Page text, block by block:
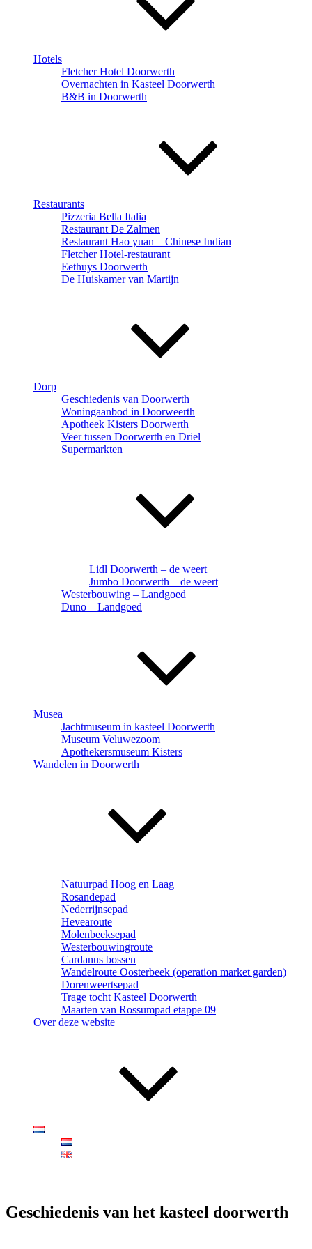
Hotels
Fletcher Hotel Doorwerth
Overnachten in Kasteel Doorwerth
B&B in Doorwerth
Restaurants
Pizzeria Bella Italia
Restaurant De Zalmen
Restaurant Hao yuan – Chinese Indian
Fletcher Hotel-restaurant
Eethuys Doorwerth
De Huiskamer van Martijn
Dorp
Geschiedenis van Doorwerth
Woningaanbod in Doorweerth
Apotheek Kisters Doorwerth
Veer tussen Doorwerth en Driel
Supermarkten
Lidl Doorwerth – de weert
Jumbo Doorwerth – de weert
Westerbouwing – Landgoed
Duno – Landgoed
Musea
Jachtmuseum in kasteel Doorwerth
Museum Veluwezoom
Apothekersmuseum Kisters
Wandelen in Doorwerth
Natuurpad Hoog en Laag
Rosandepad
Nederrijnsepad
Hevearoute
Molenbeeksepad
Westerbouwingroute
Cardanus bossen
Wandelroute Oosterbeek (operation market garden)
Dorenweertsepad
Trage tocht Kasteel Doorwerth
Maarten van Rossumpad etappe 09
Over deze website
Geschiedenis van het kasteel doorwerth